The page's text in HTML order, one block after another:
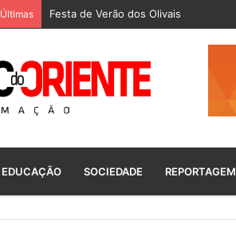
Últimas Festa de Verão dos Olivais
EDUCAÇÃO SOCIEDADE REPORTAGEM